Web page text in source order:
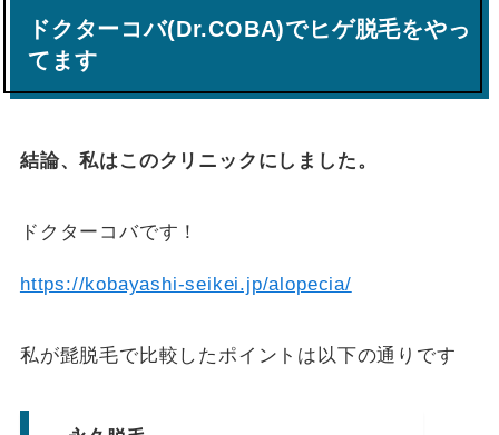
ドクターコバ(Dr.COBA)でヒゲ脱毛をやっ
てます
結論、私はこのクリニックにしました。
ドクターコバです！
https://kobayashi-seikei.jp/alopecia/
私が髭脱毛で比較したポイントは以下の通りです